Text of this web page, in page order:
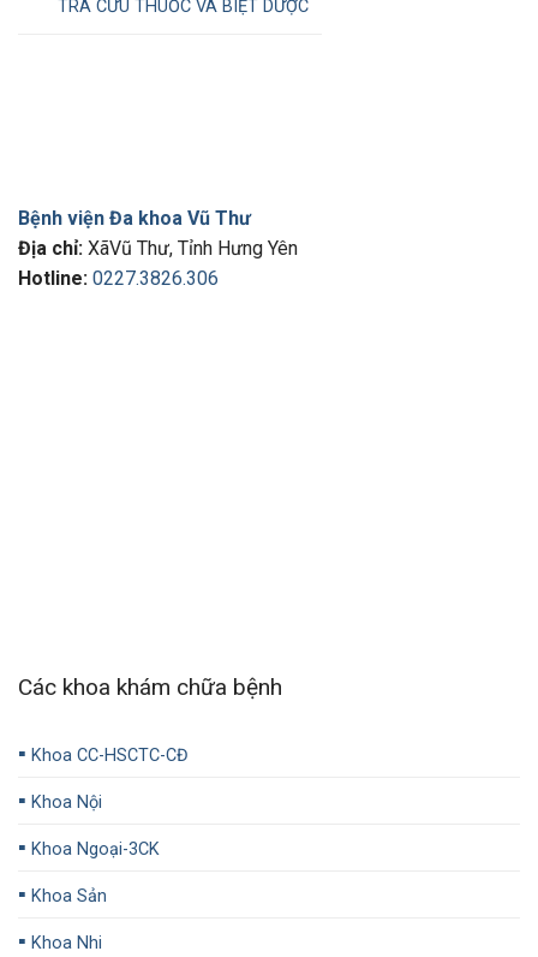
TRA CỨU THUỐC VÀ BIỆT DƯỢC
Bệnh viện Đa khoa Vũ Thư
Địa chỉ: XãVũ Thư, Tỉnh Hưng Yên
Hotline: 0227.3826.306
Các khoa khám chữa bệnh
▪️ Khoa CC-HSCTC-CĐ
▪️ Khoa Nội
▪️ Khoa Ngoại-3CK
▪️ Khoa Sản
▪️ Khoa Nhi